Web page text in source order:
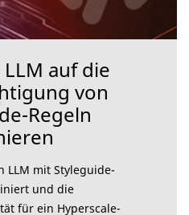
auf die
von
Regeln
LLM mit Styleguide-
und die
für ein Hyperscale-